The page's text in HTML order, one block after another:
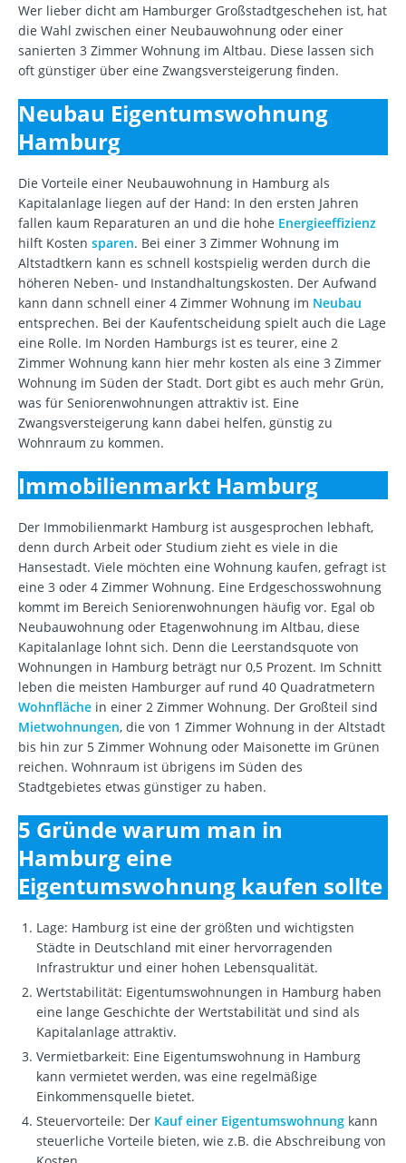
Wer lieber dicht am Hamburger Großstadtgeschehen ist, hat
die Wahl zwischen einer Neubauwohnung oder einer
sanierten 3 Zimmer Wohnung im Altbau. Diese lassen sich
oft günstiger über eine Zwangsversteigerung finden.
Neubau Eigentumswohnung
Hamburg
Die Vorteile einer Neubauwohnung in Hamburg als
Kapitalanlage liegen auf der Hand: In den ersten Jahren
fallen kaum Reparaturen an und die hohe Energieeffizienz
hilft Kosten sparen. Bei einer 3 Zimmer Wohnung im
Altstadtkern kann es schnell kostspielig werden durch die
höheren Neben- und Instandhaltungskosten. Der Aufwand
kann dann schnell einer 4 Zimmer Wohnung im Neubau
entsprechen. Bei der Kaufentscheidung spielt auch die Lage
eine Rolle. Im Norden Hamburgs ist es teurer, eine 2
Zimmer Wohnung kann hier mehr kosten als eine 3 Zimmer
Wohnung im Süden der Stadt. Dort gibt es auch mehr Grün,
was für Seniorenwohnungen attraktiv ist. Eine
Zwangsversteigerung kann dabei helfen, günstig zu
Wohnraum zu kommen.
Immobilienmarkt Hamburg
Der Immobilienmarkt Hamburg ist ausgesprochen lebhaft,
denn durch Arbeit oder Studium zieht es viele in die
Hansestadt. Viele möchten eine Wohnung kaufen, gefragt ist
eine 3 oder 4 Zimmer Wohnung. Eine Erdgeschosswohnung
kommt im Bereich Seniorenwohnungen häufig vor. Egal ob
Neubauwohnung oder Etagenwohnung im Altbau, diese
Kapitalanlage lohnt sich. Denn die Leerstandsquote von
Wohnungen in Hamburg beträgt nur 0,5 Prozent. Im Schnitt
leben die meisten Hamburger auf rund 40 Quadratmetern
Wohnfläche in einer 2 Zimmer Wohnung. Der Großteil sind
Mietwohnungen, die von 1 Zimmer Wohnung in der Altstadt
bis hin zur 5 Zimmer Wohnung oder Maisonette im Grünen
reichen. Wohnraum ist übrigens im Süden des
Stadtgebietes etwas günstiger zu haben.
5 Gründe warum man in
Hamburg eine
Eigentumswohnung kaufen sollte
Lage: Hamburg ist eine der größten und wichtigsten
Städte in Deutschland mit einer hervorragenden
Infrastruktur und einer hohen Lebensqualität.
Wertstabilität: Eigentumswohnungen in Hamburg haben
eine lange Geschichte der Wertstabilität und sind als
Kapitalanlage attraktiv.
Vermietbarkeit: Eine Eigentumswohnung in Hamburg
kann vermietet werden, was eine regelmäßige
Einkommensquelle bietet.
Steuervorteile: Der Kauf einer Eigentumswohnung kann
steuerliche Vorteile bieten, wie z.B. die Abschreibung von